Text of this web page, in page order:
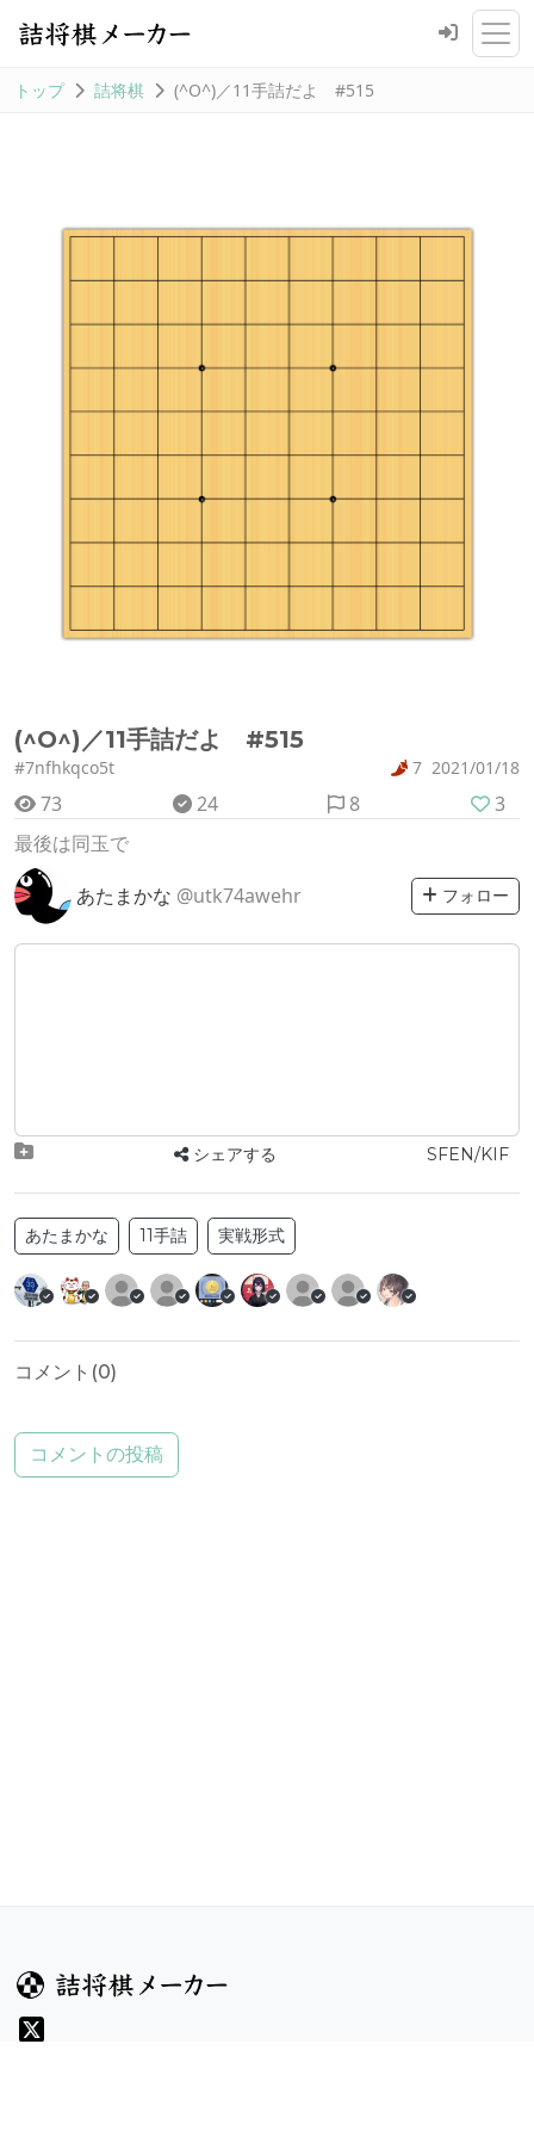
トップ 詰将棋 (^O^)／11手詰だよ #515
(^O^)／11手詰だよ #515
#7nfhkqco5t 7 2021/01/18
73 24 8
3
最後は同玉で
あたまかな @utk74awehr フォロー
シェアする SFEN/KIF
あたまかな 11手詰 実戦形式
コメント(0)
コメントの投稿